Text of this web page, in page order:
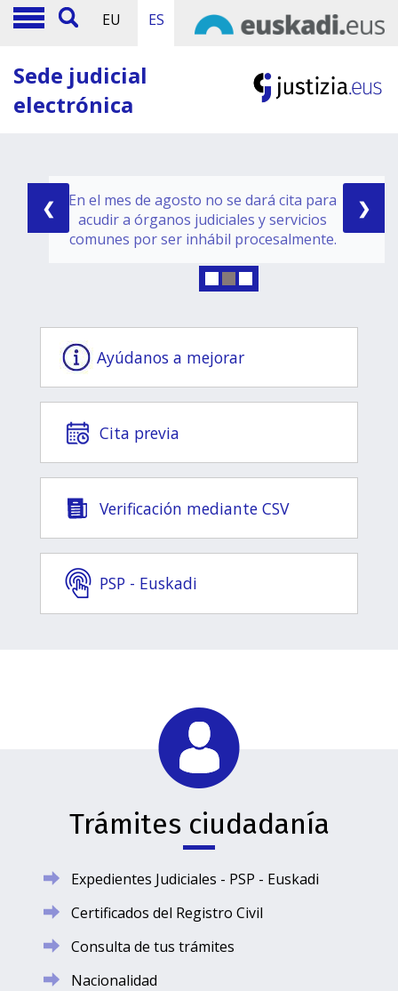
EU ES
Sede judicial
electrónica
En el mes de agosto no se dará cita para
acudir a órganos judiciales y servicios
comunes por ser inhábil procesalmente.
❮ ❯
Ayúdanos a mejorar
Cita previa
Verificación mediante CSV
PSP - Euskadi
Trámites ciudadanía
Expedientes Judiciales - PSP - Euskadi
Certificados del Registro Civil
Consulta de tus trámites
Nacionalidad